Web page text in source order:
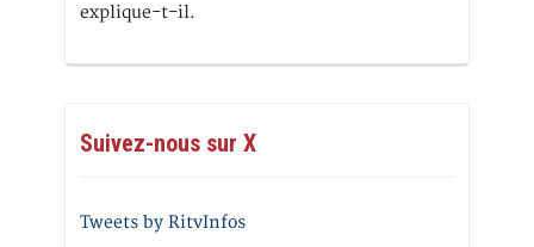
explique-t-il.
Suivez-nous sur X
Tweets by RitvInfos